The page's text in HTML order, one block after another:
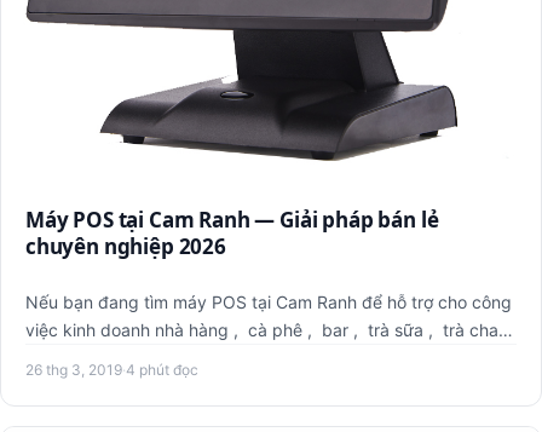
Máy POS tại Cam Ranh — Giải pháp bán lẻ
chuyên nghiệp 2026
Nếu bạn đang tìm máy POS tại Cam Ranh để hỗ trợ cho công
việc kinh doanh nhà hàng , cà phê , bar , trà sữa , trà cha…
26 thg 3, 2019·4 phút đọc